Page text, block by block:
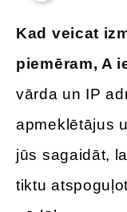
Kad veicat
piemēram, A
vārda un IP
apmeklētājus
jūs sagaidāt,
tiktu